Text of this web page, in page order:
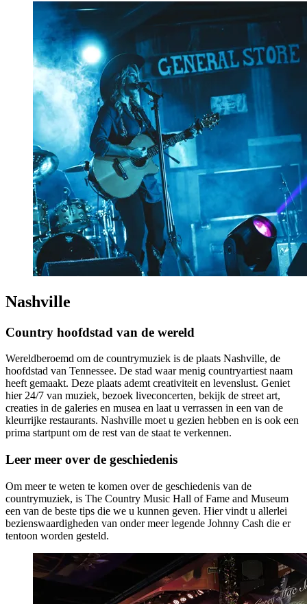
Nashville
Country hoofdstad van de wereld
Wereldberoemd om de countrymuziek is de plaats Nashville, de
hoofdstad van Tennessee. De stad waar menig countryartiest naam
heeft gemaakt. Deze plaats ademt creativiteit en levenslust. Geniet
hier 24/7 van muziek, bezoek liveconcerten, bekijk de street art,
creaties in de galeries en musea en laat u verrassen in een van de
kleurrijke restaurants. Nashville moet u gezien hebben en is ook een
prima startpunt om de rest van de staat te verkennen.
Leer meer over de geschiedenis
Om meer te weten te komen over de geschiedenis van de
countrymuziek, is The Country Music Hall of Fame and Museum
een van de beste tips die we u kunnen geven. Hier vindt u allerlei
bezienswaardigheden van onder meer legende Johnny Cash die er
tentoon worden gesteld.